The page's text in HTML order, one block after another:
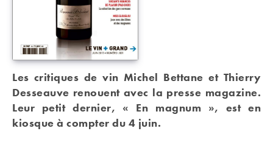
Les critiques de vin Michel Bettane et Thierry
Desseauve renouent avec la presse magazine.
Leur petit dernier, « En magnum », est en
kiosque à compter du 4 juin.